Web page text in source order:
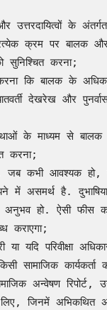
उत्तरदायित्वों के
क्रम पर बालक और
सुनिश्चित करना;
कि बालक के
देखरेख और
के माध्यम से बालक
करना;
कभी आवश्यक हो,
में असमर्थ है.
अनुभव हो. ऐसी फीस
कराएगा;
या यदि परिवीक्षा
सामाजिक
अन्वेषण रिपोर्ट, उन
जिनमें अभिकथित